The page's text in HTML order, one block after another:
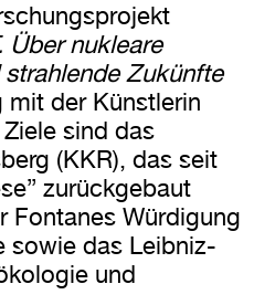
Über nukleare
strahlende Zukünfte
mit der Künstlerin
sind das
(KKR), das seit
zurückgebaut
Fontanes Würdigung
sowie das Leibniz-
und